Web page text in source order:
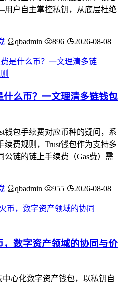
户自主掌控私钥，从底层杜绝
qbadmin 896 2026-08-08
么币？一文理清多链钱包
钱包手续费对应币种的疑问，系
续费规则，Trust钱包作为支持多
公链的链上手续费（Gas费）需
qbadmin 955 2026-08-08
，数字资产领域的协同与价
中心化数字资产钱包，以私钥自